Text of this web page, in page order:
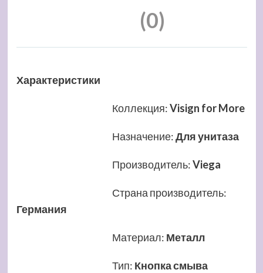
(0)
Характеристики
Коллекция:Visign for More
Назначение:Для унитаза
Производитель:Viega
Страна производитель:
Германия
Материал: Металл
Тип: Кнопка смыва